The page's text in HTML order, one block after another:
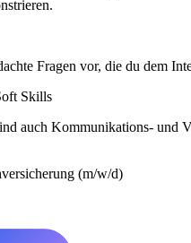
Fragen vor, die du dem
Skills
auch Kommunikations- und
(m/w/d)